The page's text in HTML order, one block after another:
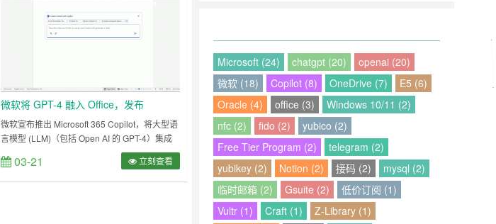
微软将 GPT-4 融入 Office，发布
Microsoft 365 Copilot
微软宣布推出 Microsoft 365 Copilot，将大型语
言模型 (LLM)（包括 Open AI 的 GPT-4）集成
到 Microsoft 365 应用程序中。 微软董事长兼首
席执行官 Satya Nadella 表示：“今天标志着我
们与计算交互方式的演变迈出了重要的一步，这
03-21 立刻查看
Microsoft (24) chatgpt (20)
openai (20)
微软 (18)
Copilot (8) OneDrive (7)
E5 (6)
Oracle (4)
office (3)
Windows 10/11 (2)
nfc (2)
fido (2)
yubico (2)
Free Tier Program (2)
telegram (2)
yubikey (2)
Notion (2) 接码 (2)
mysql (2)
临时邮箱 (2)
Gsuite (2)
低价订阅 (1)
Vultr (1)
Craft (1)
Z-Library (1)